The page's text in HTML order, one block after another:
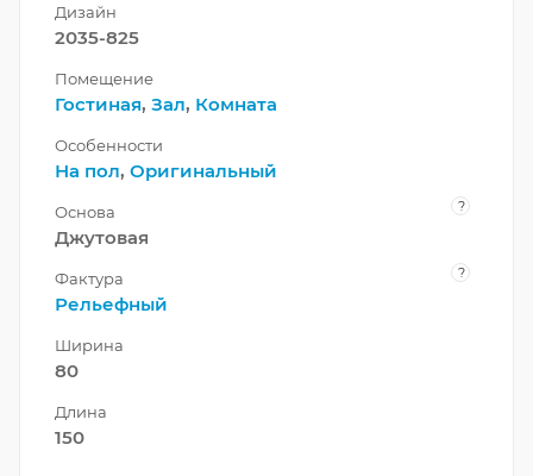
Дизайн
2035-825
Помещение
Гостиная, Зал, Комната
Особенности
На пол, Оригинальный
Основа ?
Джутовая
Фактура ?
Рельефный
Ширина
80
Длина
150